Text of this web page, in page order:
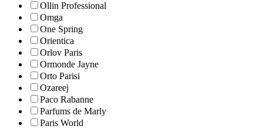
Ollin Professional
Omga
One Spring
Orientica
Orlov Paris
Ormonde Jayne
Orto Parisi
Ozareej
Paco Rabanne
Parfums de Marly
Paris World